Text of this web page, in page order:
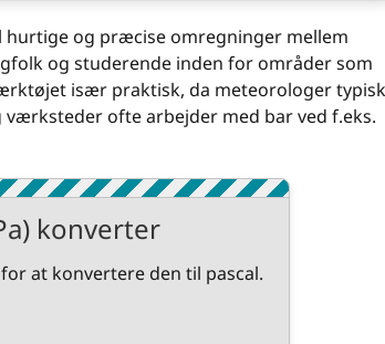
og præcise omregninger mellem
og studerende inden for områder som
især praktisk, da meteorologer typisk
ofte arbejder med bar ved f.eks.
konverter
at konvertere den til pascal.